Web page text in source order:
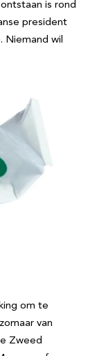
is rond
president
Niemand wil
om te
van
Zweed